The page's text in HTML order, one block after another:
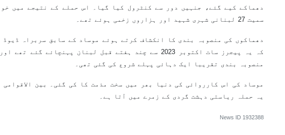
دھماکے کیے گئے، جنہیں دور سے کنٹرول کیا گیا۔ اس حملے کے نتیجے میں
سمیت 27 لبنانی شہری شہید اور ہزاروں زخمی ہوئے تھے۔
دھماکوں کی منصوبہ بندی کا انکشاف کرتے ہوئے موساد کے سابق سربراہ ڈیوڈ
کہ یہ پیجرز سات اکتوبر 2023 سے چند ہفتے قبل لبنان پہنچائے گئے
منصوبہ بندی تقریبا ایک دہائی پہلے شروع کی گئی تھی۔
موساد کی اس کارروائی کی دنیا بھر میں سخت مذمت کا کی گئی۔ بین
یہ حملہ ریاستی دہشت گردی کے زمرے میں آتا ہے۔
News ID 1932388